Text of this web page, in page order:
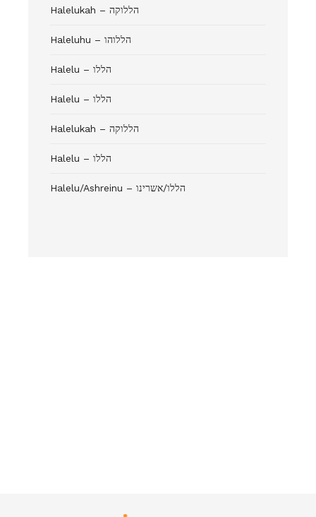
Halelukah – הללוקה
Haleluhu – הללוהו
Halelu – הללו
Halelu – הללו
Halelukah – הללוקה
Halelu – הללו
Halelu/Ashreinu – הללו/אשרינו